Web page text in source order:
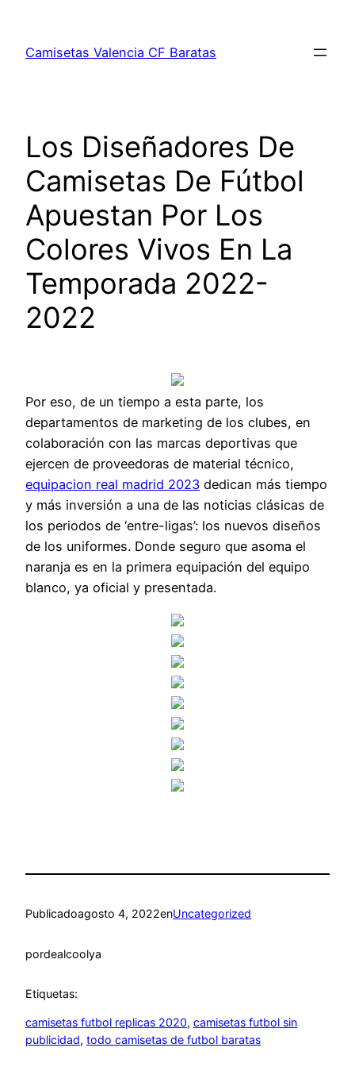
contenido
Camisetas Valencia CF Baratas
Los Diseñadores De
Camisetas De Fútbol
Apuestan Por Los
Colores Vivos En La
Temporada 2022-
2022
Por eso, de un tiempo a esta parte, los
departamentos de marketing de los clubes, en
colaboración con las marcas deportivas que
ejercen de proveedoras de material técnico,
equipacion real madrid 2023 dedican más tiempo
y más inversión a una de las noticias clásicas de
los periodos de ‘entre-ligas’: los nuevos diseños
de los uniformes. Donde seguro que asoma el
naranja es en la primera equipación del equipo
blanco, ya oficial y presentada.
Publicadoagosto 4, 2022enUncategorized
pordealcoolya
Etiquetas:
camisetas futbol replicas 2020, camisetas futbol sin
publicidad, todo camisetas de futbol baratas